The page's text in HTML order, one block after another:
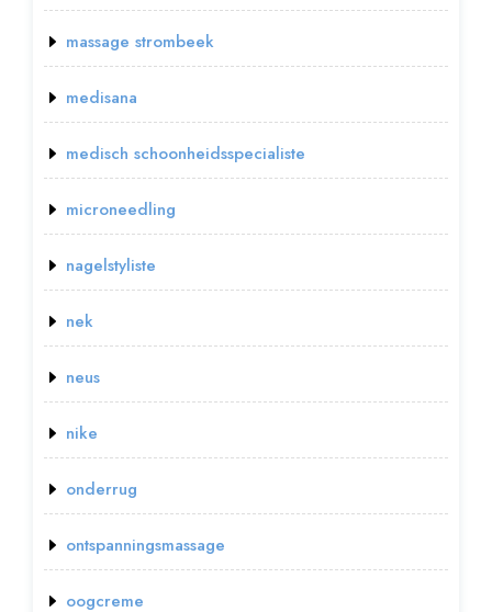
massage strombeek
medisana
medisch schoonheidsspecialiste
microneedling
nagelstyliste
nek
neus
nike
onderrug
ontspanningsmassage
oogcreme